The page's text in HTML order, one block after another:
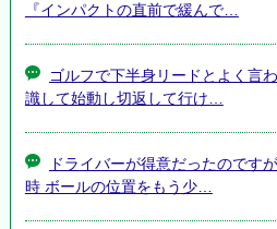
『インパクトの直前で緩んで…
ゴルフで下半身リードとよく言
識して始動し切返して行け…
ドライバーが得意だったのです
時 ボールの位置をもう少…